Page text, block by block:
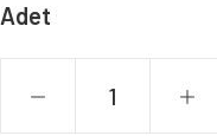
Adet